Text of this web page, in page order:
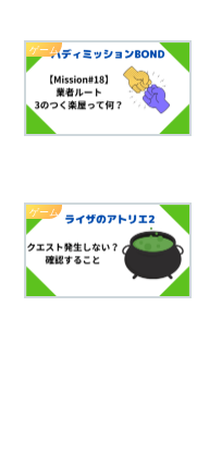
ゲーム
ゲーム